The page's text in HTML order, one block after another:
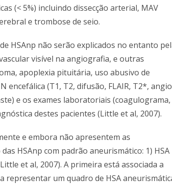
(< 5%) incluindo dissecção arterial, MAV
e trombose de seio.
HSAnp não serão explicados no entanto
visível na angiografia, e outras
apoplexia pituitária, uso abusivo de
encefálica (T1, T2, difusão, FLAIR, T2*,
e os exames laboratoriais (coagulograma,
destes pacientes (Little et al, 2007).
e embora não apresentem as
HSAnp com padrão aneurismático: 1) HSA
et al, 2007). A primeira está associada a
representar um quadro de HSA